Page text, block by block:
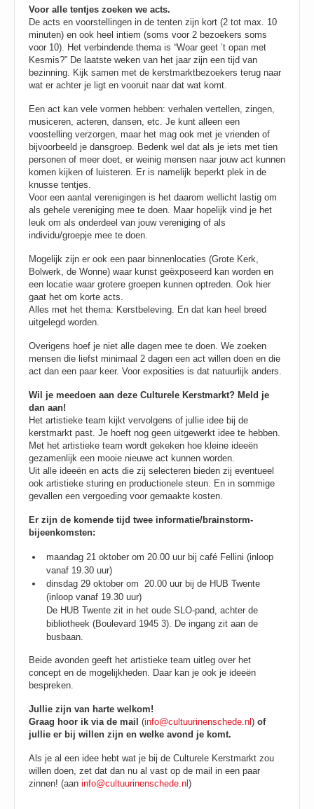
Voor alle tentjes zoeken we acts.
De acts en voorstellingen in de tenten zijn kort (2 tot max. 10
minuten) en ook heel intiem (soms voor 2 bezoekers soms
voor 10). Het verbindende thema is “Woar geet ’t opan met
Kesmis?” De laatste weken van het jaar zijn een tijd van
bezinning. Kijk samen met de kerstmarktbezoekers terug naar
wat er achter je ligt en vooruit naar dat wat komt.
Een act kan vele vormen hebben: verhalen vertellen, zingen,
musiceren, acteren, dansen, etc. Je kunt alleen een
voostelling verzorgen, maar het mag ook met je vrienden of
bijvoorbeeld je dansgroep. Bedenk wel dat als je iets met tien
personen of meer doet, er weinig mensen naar jouw act kunnen
komen kijken of luisteren. Er is namelijk beperkt plek in de
knusse tentjes.
Voor een aantal verenigingen is het daarom wellicht lastig om
als gehele vereniging mee te doen. Maar hopelijk vind je het
leuk om als onderdeel van jouw vereniging of als
individu/groepje mee te doen.
Mogelijk zijn er ook een paar binnenlocaties (Grote Kerk,
Bolwerk, de Wonne) waar kunst geëxposeerd kan worden en
een locatie waar grotere groepen kunnen optreden. Ook hier
gaat het om korte acts.
Alles met het thema: Kerstbeleving. En dat kan heel breed
uitgelegd worden.
Overigens hoef je niet alle dagen mee te doen. We zoeken
mensen die liefst minimaal 2 dagen een act willen doen en die
act dan een paar keer. Voor exposities is dat natuurlijk anders.
Wil je meedoen aan deze Culturele Kerstmarkt? Meld je
dan aan!
Het artistieke team kijkt vervolgens of jullie idee bij de
kerstmarkt past. Je hoeft nog geen uitgewerkt idee te hebben.
Met het artistieke team wordt gekeken hoe kleine ideeën
gezamenlijk een mooie nieuwe act kunnen worden.
Uit alle ideeën en acts die zij selecteren bieden zij eventueel
ook artistieke sturing en productionele steun. En in sommige
gevallen een vergoeding voor gemaakte kosten.
Er zijn de komende tijd twee informatie/brainstorm-
bijeenkomsten:
maandag 21 oktober om 20.00 uur bij café Fellini (inloop
vanaf 19.30 uur)
dinsdag 29 oktober om 20.00 uur bij de HUB Twente
(inloop vanaf 19.30 uur)
De HUB Twente zit in het oude SLO-pand, achter de
bibliotheek (Boulevard 1945 3). De ingang zit aan de
busbaan.
Beide avonden geeft het artistieke team uitleg over het
concept en de mogelijkheden. Daar kan je ook je ideeën
bespreken.
Jullie zijn van harte welkom!
Graag hoor ik via de mail (info@cultuurinenschede.nl ) of
jullie er bij willen zijn en welke avond je komt.
Als je al een idee hebt wat je bij de Culturele Kerstmarkt zou
willen doen, zet dat dan nu al vast op de mail in een paar
zinnen! (aan info@cultuurinenschede.nl )